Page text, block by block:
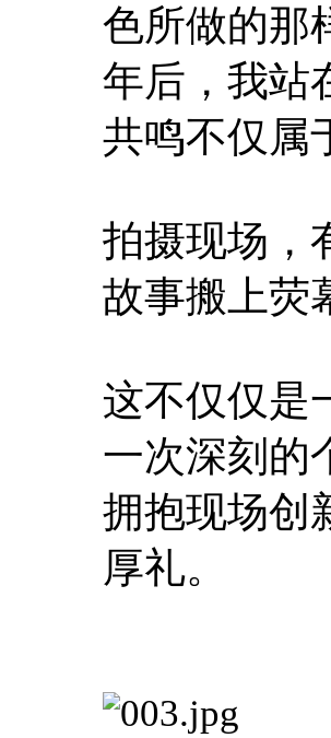
色所做的
年后，我站
共鸣不仅属
拍摄现场，
故事搬上荧
这不仅仅是
一次深刻的
拥抱现场创
厚礼。